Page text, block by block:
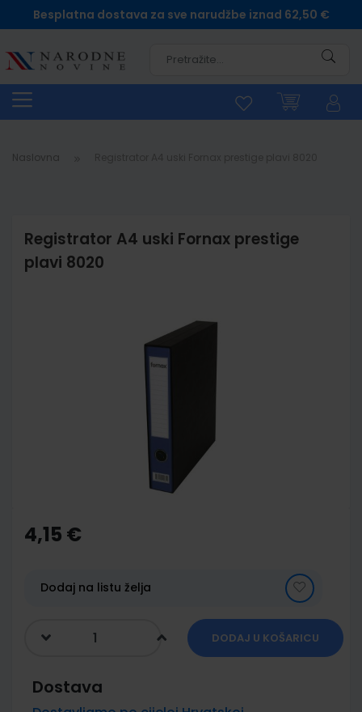
Besplatna dostava za sve narudžbe iznad 62,50 €
Naslovna
Registrator A4 uski Fornax prestige
plavi 8020
the
beginning
gallery
4,15 €
Dodaj na listu želja
DODAJ U KOŠARICU
Dostava